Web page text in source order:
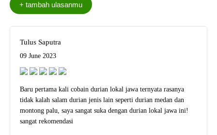
Tulus Saputra
09 June 2023
Baru pertama kali cobain durian lokal jawa ternyata rasanya
tidak kalah salam durian jenis lain seperti durian medan dan
montong palu, saya sangat suka dengan durian lokal jawa ini!
sangat rekomendasi